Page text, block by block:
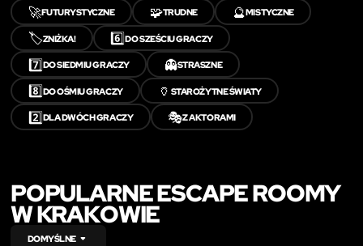
🚀FUTURYSTYCZNE 🧩TRUDNE 🔮MISTYCZNE
🏷️ZNIŻKA! 6️⃣DO SZEŚCIU GRACZY
7️⃣DO SIEDMIU GRACZY 👻STRASZNE
8️⃣DO OŚMIU GRACZY 🏺 STAROŻYTNE ŚWIATY
2️⃣DLA DWÓCH GRACZY 🎭Z AKTORAMI
POPULARNE ESCAPE ROOMY
W KRAKOWIE
DOMYŚLNE